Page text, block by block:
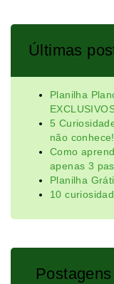
Últimas
Planilha
5
não conhece!
Como
apenas 3
Planilha
10